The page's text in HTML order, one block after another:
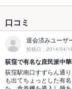
口コミ
退会済みユーザ
投稿日：2014/04/
荻窪で有名な庶民派中華
荻窪駅南口すずらん通
も出てちょっとした有